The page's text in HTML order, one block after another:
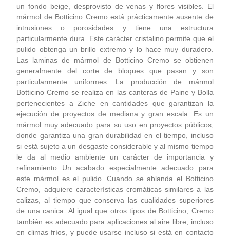
un fondo beige, desprovisto de venas y flores visibles. El
mármol de Botticino Cremo está prácticamente ausente de
intrusiones o porosidades y tiene una estructura
particularmente dura. Este carácter cristalino permite que el
pulido obtenga un brillo extremo y lo hace muy duradero.
Las laminas de mármol de Botticino Cremo se obtienen
generalmente del corte de bloques que pasan y son
particularmente uniformes. La producción de mármol
Botticino Cremo se realiza en las canteras de Paine y Bolla
pertenecientes a Ziche en cantidades que garantizan la
ejecución de proyectos de mediana y gran escala. Es un
mármol muy adecuado para su uso en proyectos públicos,
donde garantiza una gran durabilidad en el tiempo, incluso
si está sujeto a un desgaste considerable y al mismo tiempo
le da al medio ambiente un carácter de importancia y
refinamiento Un acabado especialmente adecuado para
este mármol es el pulido. Cuando se ablanda el Botticino
Cremo, adquiere características cromáticas similares a las
calizas, al tiempo que conserva las cualidades superiores
de una canica. Al igual que otros tipos de Botticino, Cremo
también es adecuado para aplicaciones al aire libre, incluso
en climas fríos, y puede usarse incluso si está en contacto